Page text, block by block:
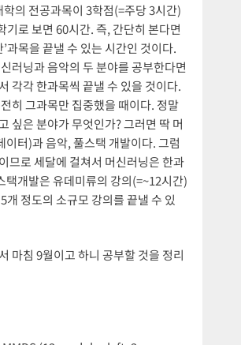
학의 전공과목이 3학점(=주당 3시간)
기로 보면 60시간. 즉, 간단히 본다면
’과목을 끝낼 수 있는 시간인 것이다.
러닝과 음악의 두 분야를 공부한다면
각각 한과목씩 끝낼 수 있을 것이다.
히 그과목만 집중했을 때이다. 정말
싶은 분야가 무엇인가? 그러면 딱 머
이터)과 음악, 풀스택 개발이다. 그럼
므로 세달에 걸쳐서 머신러닝은 한과
택개발은 유데미류의 강의(=~12시간)
개 정도의 소규모 강의를 끝낼 수 있
마침 9월이고 하니 공부할 것을 정리